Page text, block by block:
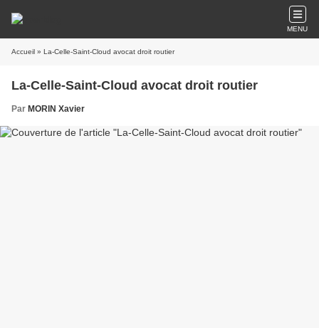
MENU
Accueil » La-Celle-Saint-Cloud avocat droit routier
La-Celle-Saint-Cloud avocat droit routier
Par MORIN Xavier